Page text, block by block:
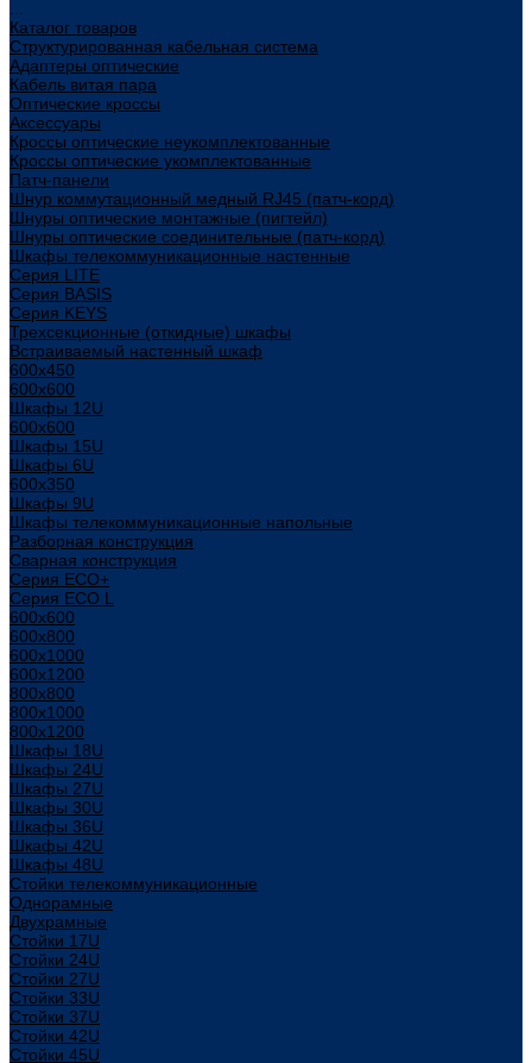
Каталог товаров
Структурированная кабельная система
Адаптеры оптические
Кабель витая пара
Оптические кроссы
Аксессуары
Кроссы оптические неукомплектованные
Кроссы оптические укомплектованные
Патч-панели
Шнур коммутационный медный RJ45 (патч-корд)
Шнуры оптические монтажные (пигтейл)
Шнуры оптические соединительные (патч-корд)
Шкафы телекоммуникационные настенные
Cерия LITE
Cерия BASIS
Cерия KEYS
Трехсекционные (откидные) шкафы
Встраиваемый настенный шкаф
600x450
600x600
Шкафы 12U
600x600
Шкафы 15U
Шкафы 6U
600x350
Шкафы 9U
Шкафы телекоммуникационные напольные
Разборная конструкция
Сварная конструкция
Серия ECO+
Серия ECO L
600x600
600x800
600х1000
600х1200
800x800
800х1000
800х1200
Шкафы 18U
Шкафы 24U
Шкафы 27U
Шкафы 30U
Шкафы 36U
Шкафы 42U
Шкафы 48U
Стойки телекоммуникационные
Однорамные
Двухрамные
Стойки 17U
Стойки 24U
Стойки 27U
Стойки 33U
Стойки 37U
Стойки 42U
Стойки 45U